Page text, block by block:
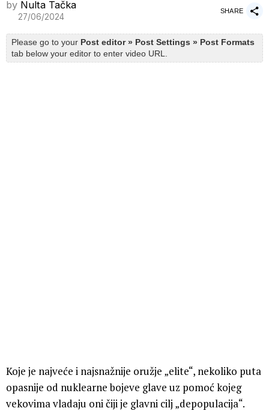
by Nulta Tačka
27/06/2024
SHARE
Please go to your Post editor » Post Settings » Post Formats
tab below your editor to enter video URL.
Koje je najveće i najsnažnije oružje „elite“, nekoliko puta
opasnije od nuklearne bojeve glave uz pomoć kojeg
vekovima vladaju oni čiji je glavni cilj „depopulacija“.